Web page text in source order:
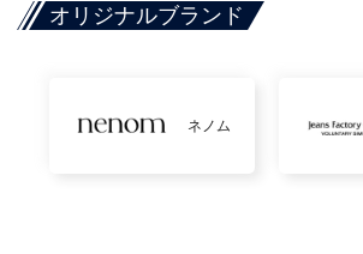
オリジナルブランド
ネノム